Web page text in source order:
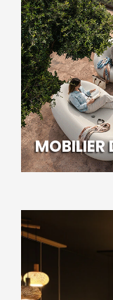
MOBILIER